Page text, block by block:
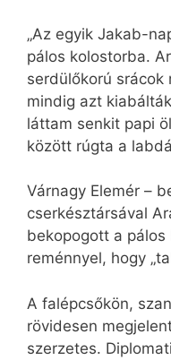
„Az egyik Jakab-
pálos kolostorba.
serdülőkorú
mindig azt
láttam senkit papi
között rúgta a
Várnagy Elemér –
cserkésztársával
bekopogott a
reménnyel, hogy
A falépcsőkön,
rövidesen
szerzetes.